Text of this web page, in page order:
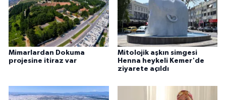
Mimarlardan Dokuma
projesine itiraz var
Mitolojik aşkın simgesi
Henna heykeli Kemer'de
ziyarete açıldı